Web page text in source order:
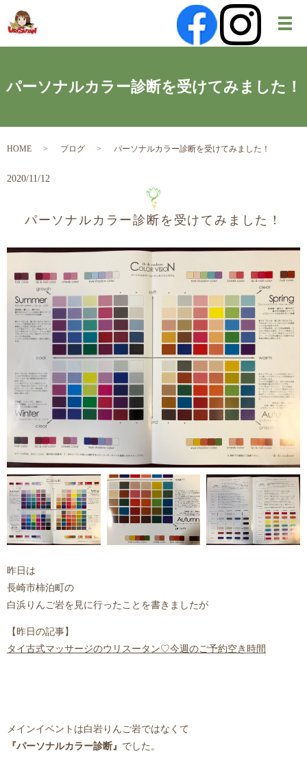
メ
パーソナルカラー診断を受けてみました！
HOME ブログ パーソナルカラー診断を受けてみました！
2020/11/12
パーソナルカラー診断を受けてみました！
昨日は
長崎市柿泊町の
白浜りんご岩を見に行ったことを書きましたが
【昨日の記事】
タイ古式マッサージのウリスータン♡今週のご予約空き時間
メインイベントは白岩りんご岩ではなくて
『パーソナルカラー診断』 でした。